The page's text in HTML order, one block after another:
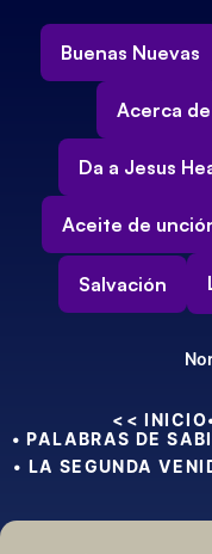
Buenas Nuevas
Acerca
Da a Jesus
Aceite de
Salvación
<< INICIO
• PALABRAS DE
• LA SEGUNDA